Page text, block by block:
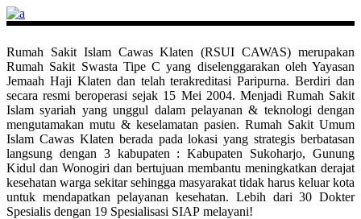
Rumah Sakit Islam Cawas Klaten (RSUI CAWAS) merupakan
Rumah Sakit Swasta Tipe C yang diselenggarakan oleh Yayasan
Jemaah Haji Klaten dan telah terakreditasi Paripurna. Berdiri dan
secara resmi beroperasi sejak 15 Mei 2004. Menjadi Rumah Sakit
Islam syariah yang unggul dalam pelayanan & teknologi dengan
mengutamakan mutu & keselamatan pasien. Rumah Sakit Umum
Islam Cawas Klaten berada pada lokasi yang strategis berbatasan
langsung dengan 3 kabupaten : Kabupaten Sukoharjo, Gunung
Kidul dan Wonogiri dan bertujuan membantu meningkatkan derajat
kesehatan warga sekitar sehingga masyarakat tidak harus keluar kota
untuk mendapatkan pelayanan kesehatan. Lebih dari 30 Dokter
Spesialis dengan 19 Spesialisasi SIAP melayani!